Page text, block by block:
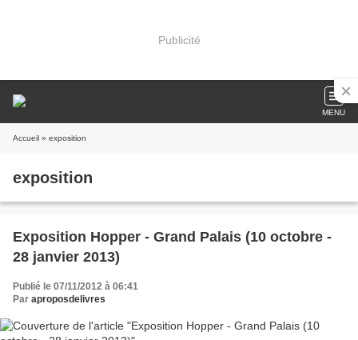
Publicité
MENU
Accueil » exposition
exposition
Exposition Hopper - Grand Palais (10 octobre -
28 janvier 2013)
Publié le 07/11/2012 à 06:41
Par aproposdelivres